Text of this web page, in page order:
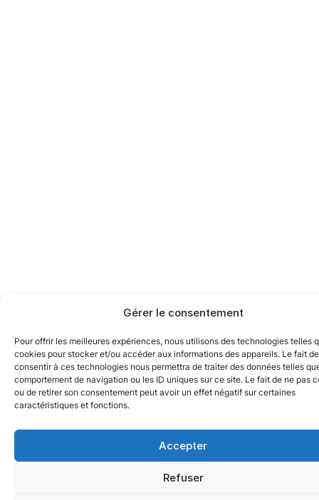
Gérer le consentement
Pour offrir les meilleures expériences, nous utilisons des technologies telles
cookies pour stocker et/ou accéder aux informations des appareils. Le fait de
consentir à ces technologies nous permettra de traiter des données telles
comportement de navigation ou les ID uniques sur ce site. Le fait de ne pas
ou de retirer son consentement peut avoir un effet négatif sur certaines
caractéristiques et fonctions.
Accepter
Refuser